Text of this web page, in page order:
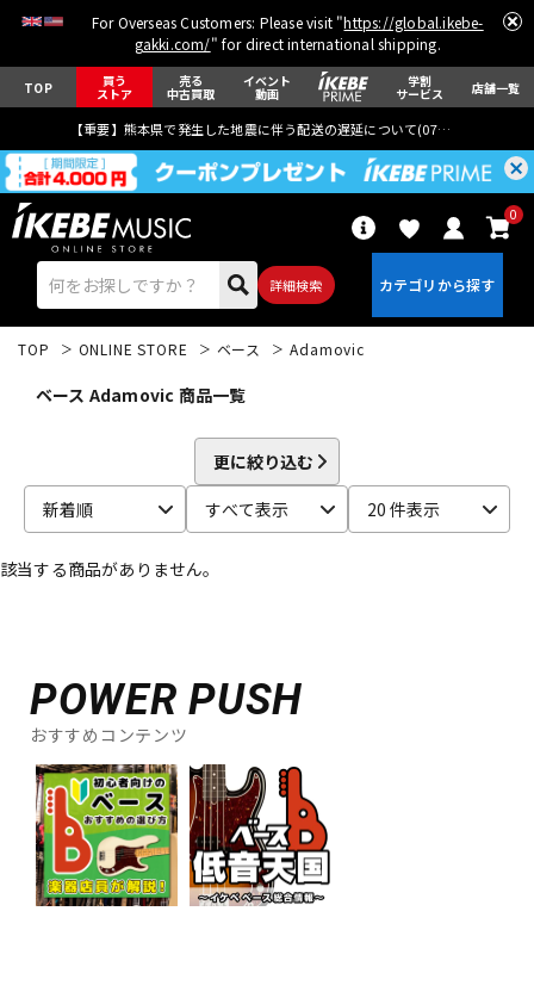
For Overseas Customers: Please visit "https://global.ikebe-
gakki.com/" for direct international shipping.
TOP 買う
ストア
売る
中古買取
イベント
動画
学割
サービス 店舗一覧
【重要】熊本県で発生した地震に伴う配送の遅延について(07月29日
詳細検索
0
エレキギター アコギ/エレアコ
ベース
キーボード
管楽器
アンプ
TOP ONLINE STORE ベース Adamovic
ベース Adamovic 商品一覧
更に絞り込む
新着順
すべて表示 20 件表示
該当する商品がありません。
POWER PUSH
おすすめコンテンツ